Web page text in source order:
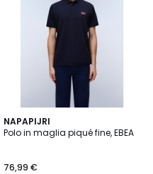
NAPAPIJRI
Polo in maglia piqué fine, EBEA
76,99 €